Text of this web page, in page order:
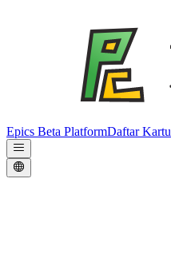
Epics Beta PlatformDaftar Kartu